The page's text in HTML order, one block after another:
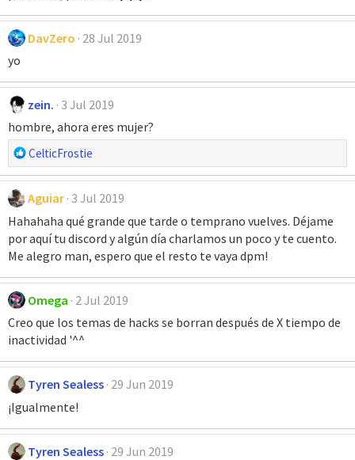
DavZero 28 Jul 2019
yo
zein. 3 Jul 2019
hombre, ahora eres mujer?
R
e
a
c
c
o
e
s
:
CelticFrostie
Aguiar 3 Jul 2019
Hahahaha qué grande que tarde o temprano vuelves. Déjame
por aquí tu discord y algún día charlamos un poco y te cuento.
Me alegro man, espero que el resto te vaya dpm!
Omega 2 Jul 2019
Creo que los temas de hacks se borran después de X tiempo de
inactividad '^^
Tyren Sealess 29 Jun 2019
¡Igualmente!
Tyren Sealess 29 Jun 2019